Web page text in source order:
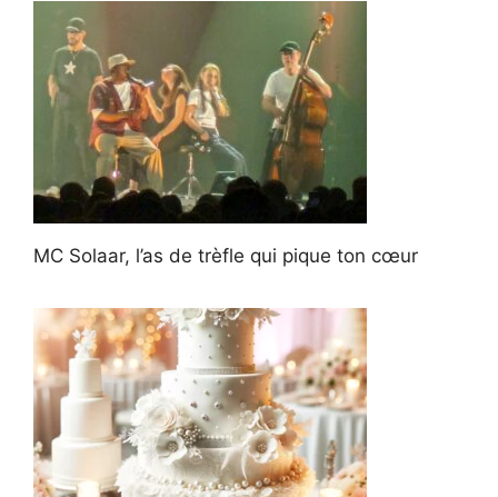
MC Solaar, l’as de trèfle qui pique ton cœur